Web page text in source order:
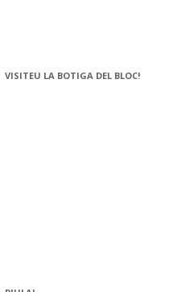
VISITEU LA BOTIGA DEL BLOC!